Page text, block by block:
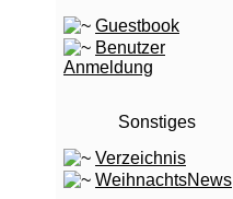
Guestbook
Benutzer
Anmeldung
Sonstiges
Verzeichnis
WeihnachtsNews